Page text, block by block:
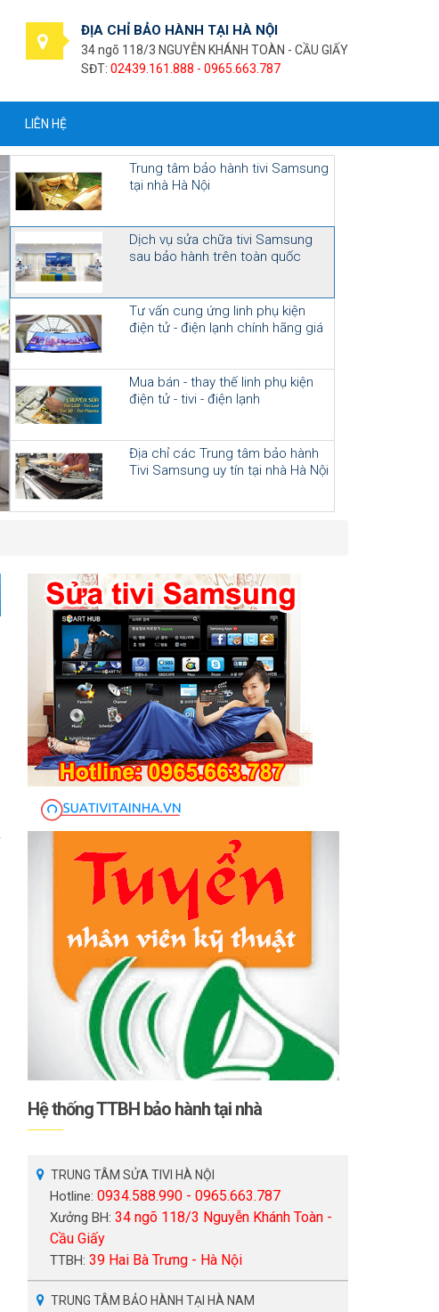
ĐỊA CHỈ BẢO HÀNH TẠI HÀ NỘI
34 ngõ 118/3 NGUYỄN KHÁNH TOÀN - CẦU GIẤY
SĐT: 02439.161.888 - 0965.663.787
LIÊN HỆ
Trung tâm bảo hành tivi Samsung
tại nhà Hà Nội
Dịch vụ sửa chữa tivi Samsung
sau bảo hành trên toàn quốc
Tư vấn cung ứng linh phụ kiện
điện tử - điện lạnh chính hãng giá
Mua bán - thay thế linh phụ kiện
điện tử - tivi - điện lạnh
Địa chỉ các Trung tâm bảo hành
Tivi Samsung uy tín tại nhà Hà Nội
Hệ thống TTBH bảo hành tại nhà
TRUNG TÂM SỬA TIVI HÀ NỘI
Hotline: 0934.588.990 - 0965.663.787
Xưởng BH: 34 ngõ 118/3 Nguyễn Khánh Toàn -
Cầu Giấy
TTBH: 39 Hai Bà Trưng - Hà Nội
TRUNG TÂM BẢO HÀNH TẠI HÀ NAM